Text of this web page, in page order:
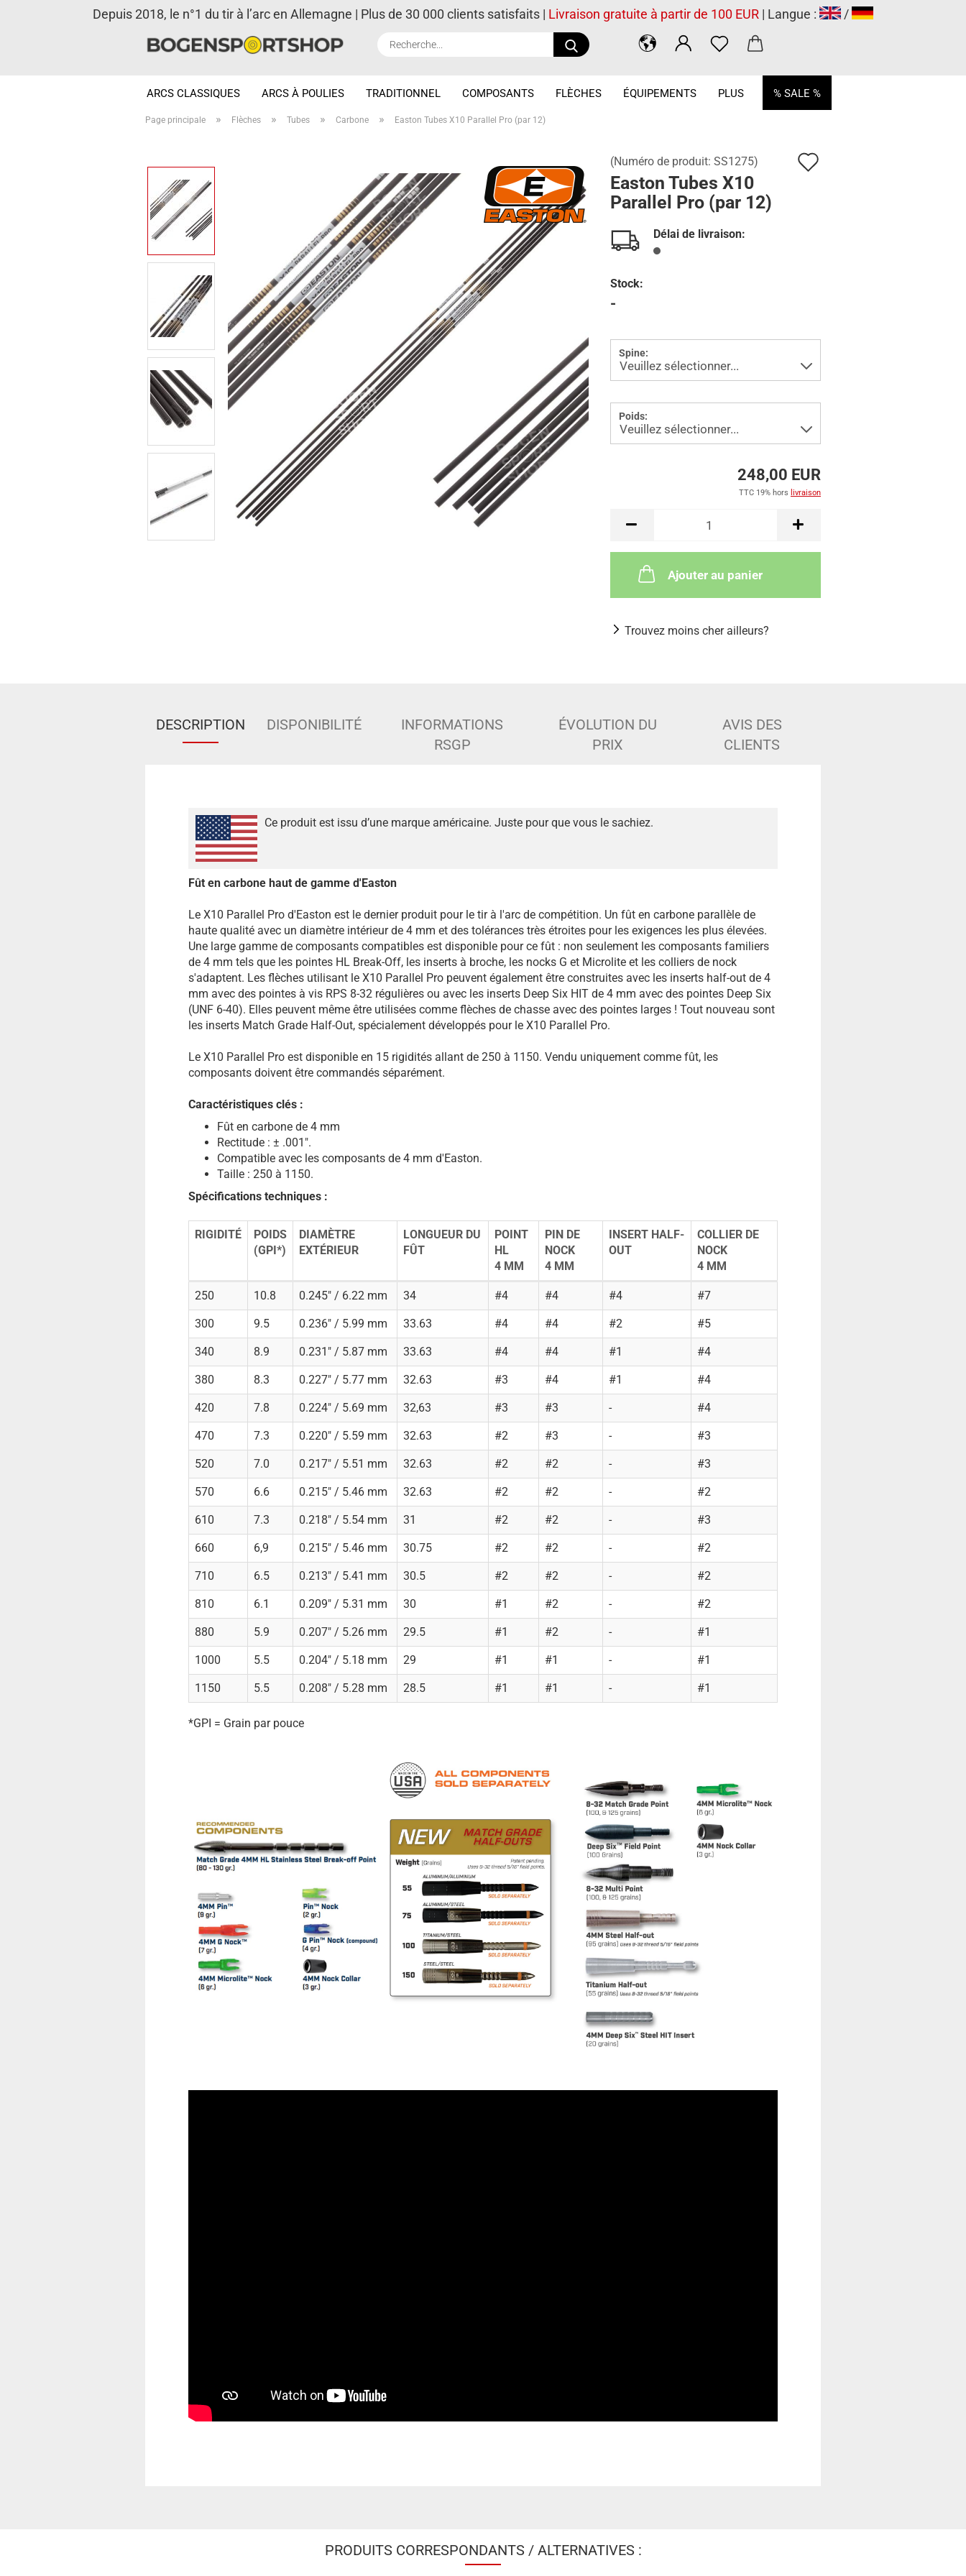
Recherche...
Depuis 2018, le n°1 du tir à l’arc en Allemagne | Plus de 30 000 clients satisfaits | Livraison gratuite à partir de 100 EUR | Langue : /
ARCS CLASSIQUES ARCS À POULIES TRADITIONNEL COMPOSANTS FLÈCHES ÉQUIPEMENTS % SALE %
PLUS
Page principale » Flèches » Tubes » Carbone » Easton Tubes X10 Parallel Pro (par 12)
(Numéro de produit: SS1275)
Easton Tubes X10
Parallel Pro (par 12)
Délai de livraison:
Stock:
-
Spine:
Poids:
248,00 EUR
TTC 19% hors livraison
Ajouter au panier
Trouvez moins cher ailleurs?
DESCRIPTION DISPONIBILITÉ
INFORMATIONS
RSGP
ÉVOLUTION DU
PRIX
AVIS DES
CLIENTS
Ce produit est issu d’une marque américaine. Juste pour que vous le sachiez.
Fût en carbone haut de gamme d'Easton
Le X10 Parallel Pro d'Easton est le dernier produit pour le tir à l'arc de compétition. Un fût en carbone parallèle de
haute qualité avec un diamètre intérieur de 4 mm et des tolérances très étroites pour les exigences les plus élevées.
Une large gamme de composants compatibles est disponible pour ce fût : non seulement les composants familiers
de 4 mm tels que les pointes HL Break-Off, les inserts à broche, les nocks G et Microlite et les colliers de nock
s'adaptent. Les flèches utilisant le X10 Parallel Pro peuvent également être construites avec les inserts half-out de 4
mm avec des pointes à vis RPS 8-32 régulières ou avec les inserts Deep Six HIT de 4 mm avec des pointes Deep Six
(UNF 6-40). Elles peuvent même être utilisées comme flèches de chasse avec des pointes larges ! Tout nouveau sont
les inserts Match Grade Half-Out, spécialement développés pour le X10 Parallel Pro.
Le X10 Parallel Pro est disponible en 15 rigidités allant de 250 à 1150. Vendu uniquement comme fût, les
composants doivent être commandés séparément.
Caractéristiques clés :
Fût en carbone de 4 mm
Rectitude : ± .001".
Compatible avec les composants de 4 mm d'Easton.
Taille : 250 à 1150.
Spécifications techniques :
RIGIDITÉ
POIDS
(GPI*)
DIAMÈTRE
EXTÉRIEUR
LONGUEUR DU
FÛT
POINT
HL
4 MM
PIN DE
NOCK
4 MM
INSERT HALF-
OUT
COLLIER DE
NOCK
4 MM
250 10.8 0.245" / 6.22 mm 34 #4 #4 #4 #7
300 9.5 0.236" / 5.99 mm 33.63 #4 #4 #2 #5
340 8.9 0.231" / 5.87 mm 33.63 #4 #4 #1 #4
380 8.3 0.227" / 5.77 mm 32.63 #3 #4 #1 #4
420 7.8 0.224" / 5.69 mm 32,63 #3 #3 - #4
470 7.3 0.220" / 5.59 mm 32.63 #2 #3 - #3
520 7.0 0.217" / 5.51 mm 32.63 #2 #2 - #3
570 6.6 0.215" / 5.46 mm 32.63 #2 #2 - #2
610 7.3 0.218" / 5.54 mm 31 #2 #2 - #3
660 6,9 0.215" / 5.46 mm 30.75 #2 #2 - #2
710 6.5 0.213" / 5.41 mm 30.5 #2 #2 - #2
810 6.1 0.209" / 5.31 mm 30 #1 #2 - #2
880 5.9 0.207" / 5.26 mm 29.5 #1 #2 - #1
1000 5.5 0.204" / 5.18 mm 29 #1 #1 - #1
1150 5.5 0.208" / 5.28 mm 28.5 #1 #1 - #1
*GPI = Grain par pouce
PRODUITS CORRESPONDANTS / ALTERNATIVES :